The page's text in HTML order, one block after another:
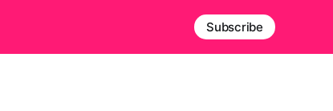
Subscribe